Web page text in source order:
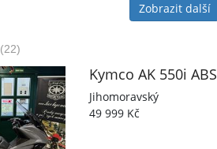
Zobrazit další
(22)
Kymco AK 550i ABS
Jihomoravský
49 999 Kč